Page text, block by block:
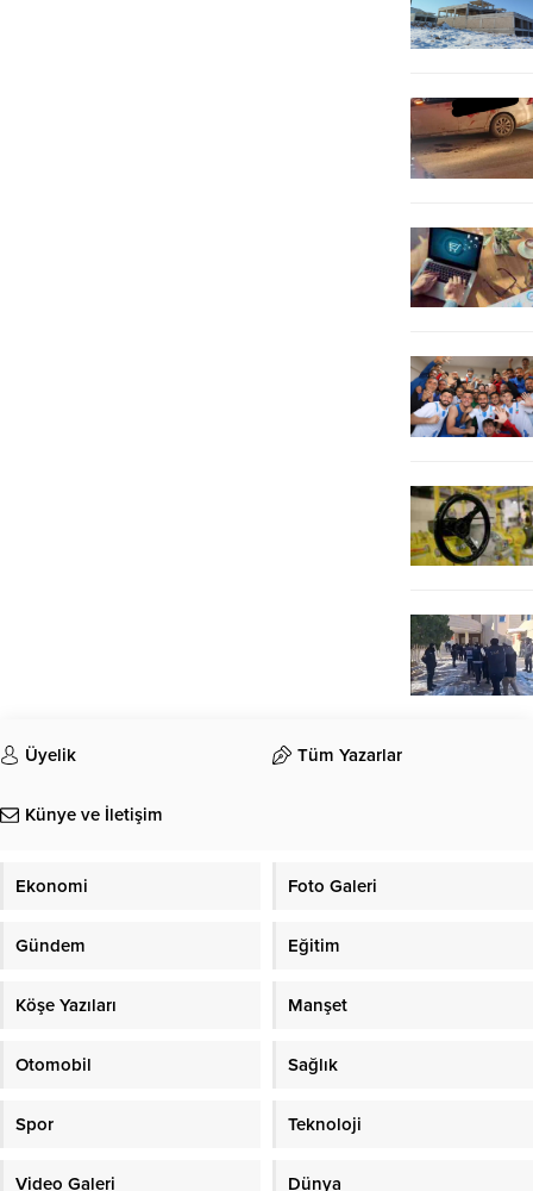
Üyelik Tüm Yazarlar
Künye ve İletişim
Ekonomi Foto Galeri
Gündem Eğitim
Köşe Yazıları Manşet
Otomobil Sağlık
Spor Teknoloji
Video Galeri Dünya